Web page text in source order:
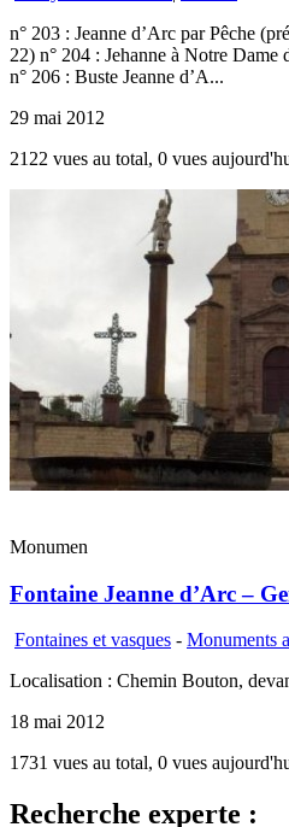
n° 203 : Jeanne d’Arc par Pêche
22) n° 204 : Jehanne à Notre
n° 206 : Buste Jeanne d’A...
29 mai 2012
2122 vues au total, 0 vues
Monumen
Fontaine Jeanne d’Arc –
Fontaines et vasques - Monuments
Localisation : Chemin Bouton,
18 mai 2012
1731 vues au total, 0 vues
Recherche experte :